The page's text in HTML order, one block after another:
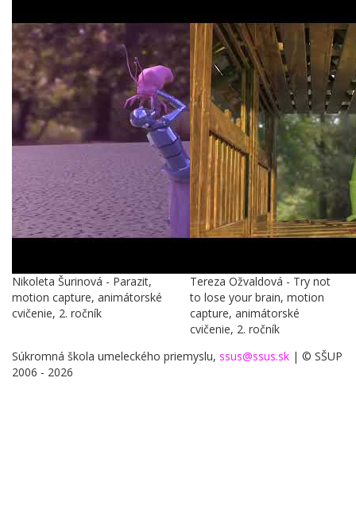
Nikoleta Šurinová - Parazit,
motion capture, animátorské
cvičenie, 2. ročník
Tereza Ožvaldová - Try not
to lose your brain, motion
capture, animátorské
cvičenie, 2. ročník
Súkromná škola umeleckého priemyslu, ssus@ssus.sk | © SŠUP
2006 - 2026